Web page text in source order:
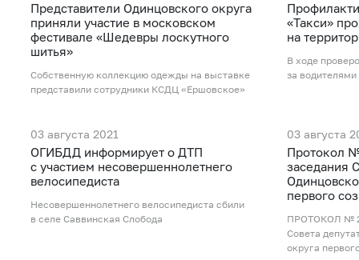
Представители Одинцовского округа
приняли участие в московском
фестивале «Шедевры лоскутного
шитья»
Собственную коллекцию одежды на выставке
представили сотрудники КСДЦ «Ершовское»
«Такси»
на
В ходе
за
03 августа 2021
ОГИБДД информирует о ДТП
с участием несовершеннолетнего
велосипедиста
Несовершеннолетнего велосипедиста сбили
в селе Саввинская Слобода
03 августа
Протокол
заседания
первого
ПРОТОКОЛ №
Совета
округа